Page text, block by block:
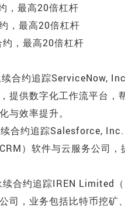
，最高20倍杠杆
，最高20倍杠杆
约，最高20倍杠杆
续合约追踪ServiceNow,
提供数字化工作流平台
与效率提升。
合约追踪Salesforce,
）软件与云服务公司
续合约追踪IREN Limited
司，业务包括比特币挖